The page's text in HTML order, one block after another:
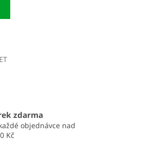
zdarma
objednávce nad
Kč